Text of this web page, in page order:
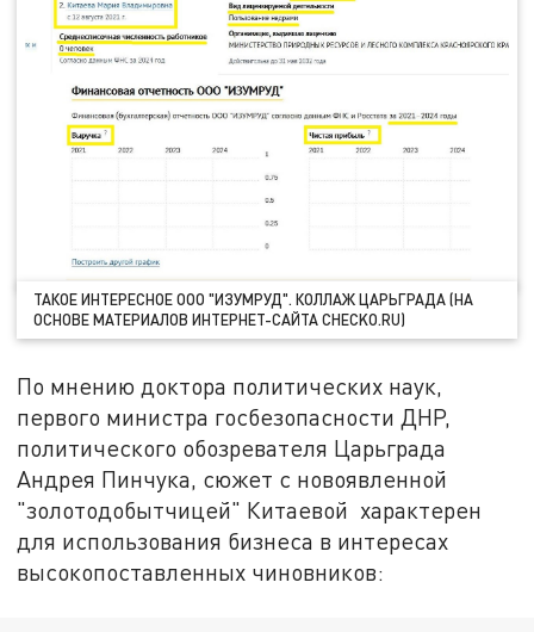
ТАКОЕ ИНТЕРЕСНОЕ ООО "ИЗУМРУД". КОЛЛАЖ ЦАРЬГРАДА (НА
ОСНОВЕ МАТЕРИАЛОВ ИНТЕРНЕТ-САЙТА CHECKO.RU)
По мнению доктора политических наук,
первого министра госбезопасности ДНР,
политического обозревателя Царьграда
Андрея Пинчука, сюжет с новоявленной
"золотодобытчицей" Китаевой характерен
для использования бизнеса в интересах
высокопоставленных чиновников: